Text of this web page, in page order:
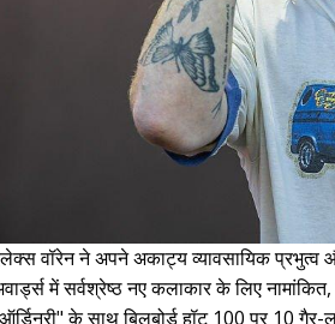
वॉरेन ने अपने अकाट्य व्यावसायिक प्रभुत्व
में सर्वश्रेष्ठ नए कलाकार के लिए
के साथ बिलबोर्ड हॉट 100 पर 10 गैर-